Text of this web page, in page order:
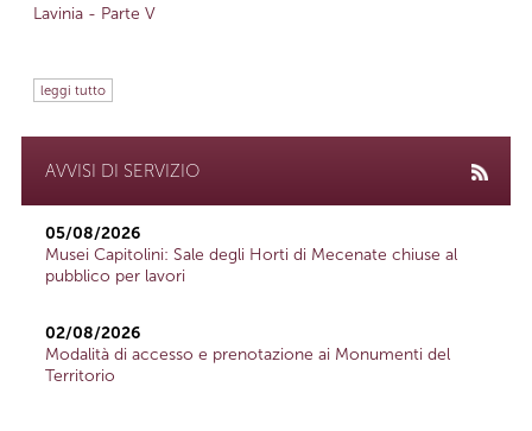
Lavinia - Parte V
leggi tutto
AVVISI DI SERVIZIO
05/08/2026
Musei Capitolini: Sale degli Horti di Mecenate chiuse al
pubblico per lavori
02/08/2026
Modalità di accesso e prenotazione ai Monumenti del
Territorio